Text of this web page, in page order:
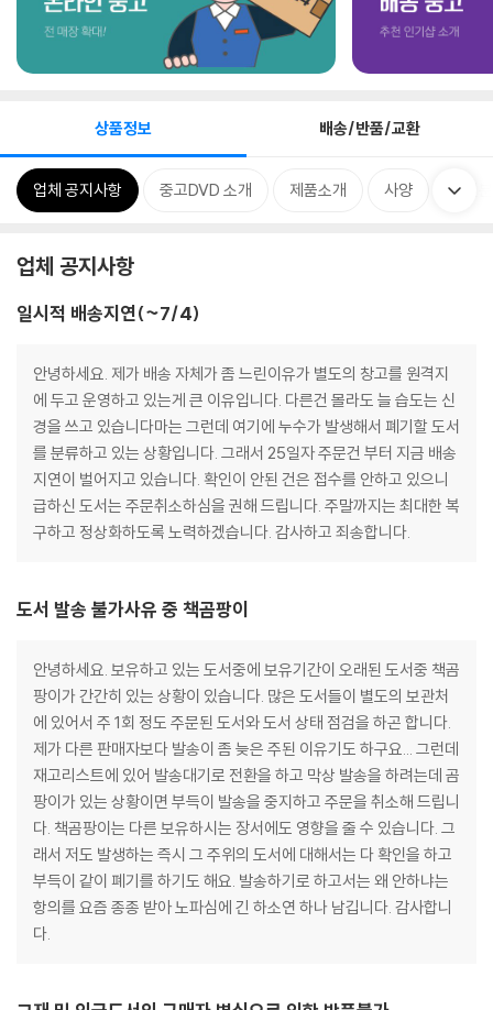
상품정보 배송/반품/교환
업체 공지사항 중고DVD 소개 제품소개 사양 관련
업체 공지사항
일시적 배송지연(~7/4)
안녕하세요. 제가 배송 자체가 좀 느린이유가 별도의 창고를 원격지
에 두고 운영하고 있는게 큰 이유입니다. 다른건 몰라도 늘 습도는 신
경을 쓰고 있습니다마는 그런데 여기에 누수가 발생해서 폐기할 도서
를 분류하고 있는 상황입니다. 그래서 25일자 주문건 부터 지금 배송
지연이 벌어지고 있습니다. 확인이 안된 건은 접수를 안하고 있으니
급하신 도서는 주문취소하심을 권해 드립니다. 주말까지는 최대한 복
구하고 정상화하도록 노력하겠습니다. 감사하고 죄송합니다.
도서 발송 불가사유 중 책곰팡이
안녕하세요. 보유하고 있는 도서중에 보유기간이 오래된 도서중 책곰
팡이가 간간히 있는 상황이 있습니다. 많은 도서들이 별도의 보관처
에 있어서 주 1회 정도 주문된 도서와 도서 상태 점검을 하곤 합니다.
제가 다른 판매자보다 발송이 좀 늦은 주된 이유기도 하구요... 그런데
재고리스트에 있어 발송대기로 전환을 하고 막상 발송을 하려는데 곰
팡이가 있는 상황이면 부득이 발송을 중지하고 주문을 취소해 드립니
다. 책곰팡이는 다른 보유하시는 장서에도 영향을 줄 수 있습니다. 그
래서 저도 발생하는 즉시 그 주위의 도서에 대해서는 다 확인을 하고
부득이 같이 폐기를 하기도 해요. 발송하기로 하고서는 왜 안하냐는
항의를 요즘 종종 받아 노파심에 긴 하소연 하나 남깁니다. 감사합니
다.